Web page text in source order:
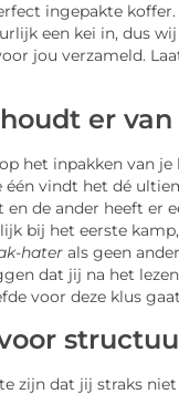
ingepakte
een kei in, dus
jou verzameld.
er van
het inpakken van je
één vindt het dé
de ander heeft er
bij het eerste
hater als geen
dat jij na het
voor deze klus
zijn dat jij straks